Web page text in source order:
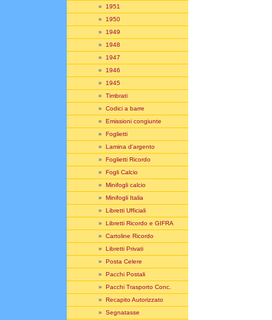
» 1951
» 1950
» 1949
» 1948
» 1947
» 1946
» 1945
» Timbrati
» Codici a barre
» Emissioni congiunte
» Foglietti
» Lamina d'argento
» Foglietti Ricordo
» Fogli Calcio
» Minifogli calcio
» Minifogli Italia
» Libretti Ufficiali
» Libretti Ricordo e GIFRA
» Cartoline Ricordo
» Libretti Privati
» Posta Celere
» Pacchi Postali
» Pacchi Trasporto Conc.
» Recapito Autorizzato
» Segnatasse